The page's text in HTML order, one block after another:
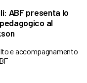
ABF presenta lo
al
e accompagnamento